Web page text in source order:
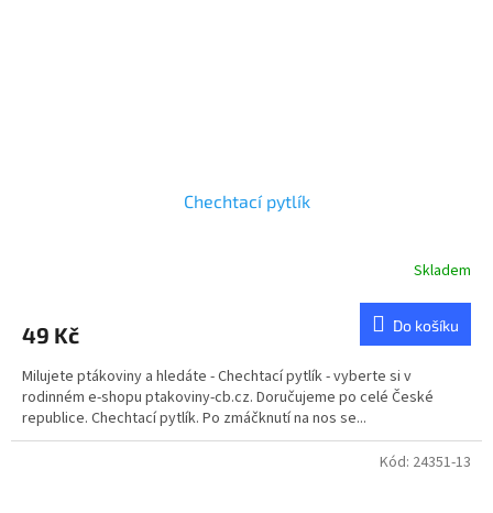
Chechtací pytlík
je
z
5
hvězdiček.
Skladem
49 Kč Do košíku
Milujete ptákoviny a hledáte - Chechtací pytlík - vyberte si v
rodinném e-shopu ptakoviny-cb.cz. Doručujeme po celé České
republice. Chechtací pytlík. Po zmáčknutí na nos se...
Kód: 24351-13